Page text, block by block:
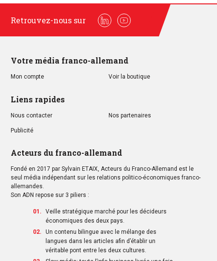
Retrouvez-nous sur
LinkedinYoutube
Votre média franco-allemand
Mon compte Voir la boutique
Liens rapides
Nous contacter Nos partenaires
Publicité
Acteurs du franco-allemand
Fondé en 2017 par Sylvain ETAIX, Acteurs du Franco-Allemand est le
seul média indépendant sur les relations politico-économiques franco-
allemandes.
Son ADN repose sur 3 piliers :
Veille stratégique marché pour les décideurs
économiques des deux pays.
Un contenu bilingue avec le mélange des
langues dans les articles afin d’établir un
véritable pont entre les deux cultures.